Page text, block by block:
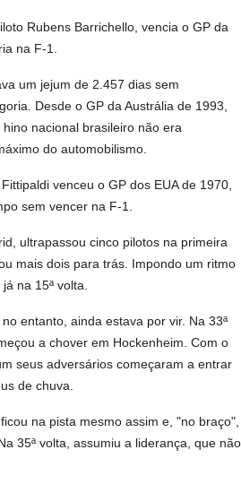
Rubens Barrichello, vencia o GP da
na F-1.
um jejum de 2.457 dias sem
Desde o GP da Austrália de 1993,
nacional brasileiro não era
do automobilismo.
venceu o GP dos EUA de 1970,
sem vencer na F-1.
ultrapassou cinco pilotos na primeira
mais dois para trás. Impondo um ritmo
na 15ª volta.
entanto, ainda estava por vir. Na 33ª
a chover em Hockenheim. Com o
seus adversários começaram a entrar
de chuva.
na pista mesmo assim e, "no braço",
35ª volta, assumiu a liderança, que não